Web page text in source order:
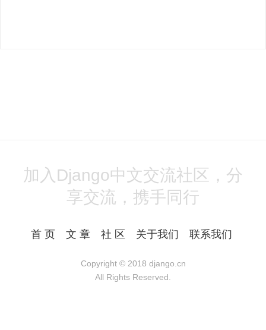
加入Django中文交流社区，分
享交流，携手同行
首 页 文 章 社 区 关于我们 联系我们
Copyright © 2018 django.cn
All Rights Reserved.